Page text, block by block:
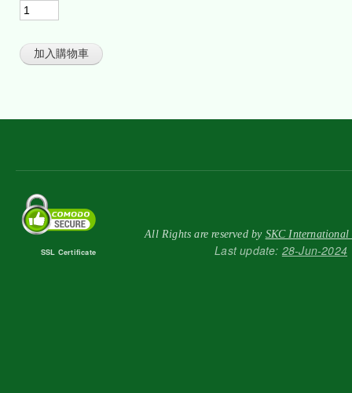
All Rights are reserved by SKC International
SSL Certificate Last update: 28-Jun-2024